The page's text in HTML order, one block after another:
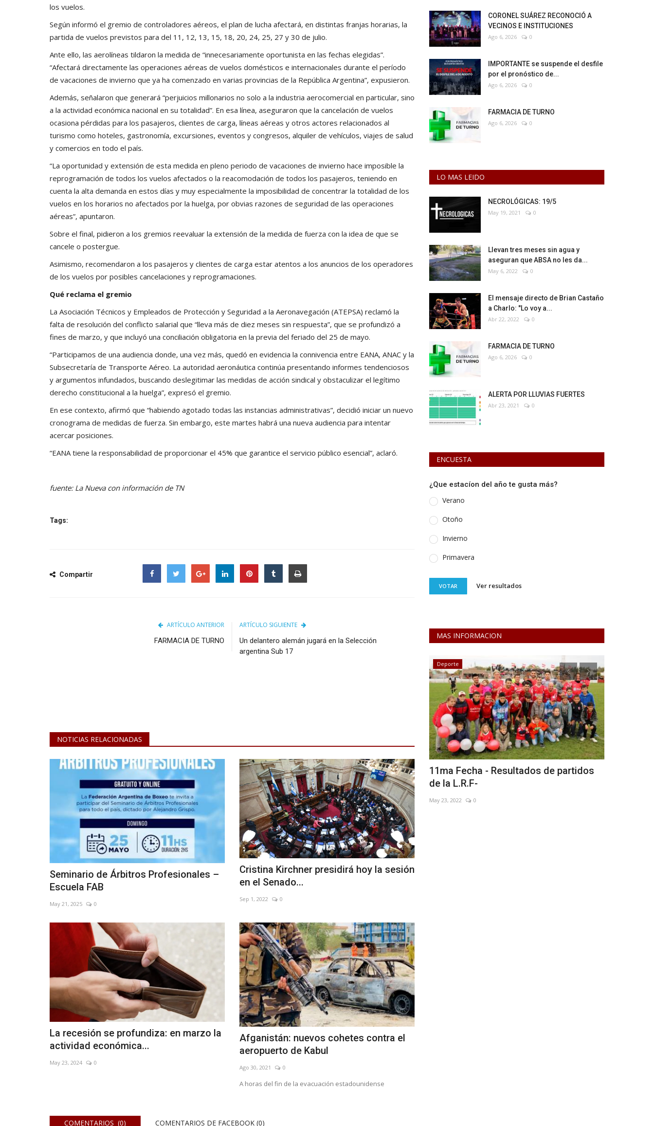
los vuelos.
Según informó el gremio de controladores aéreos, el plan de lucha afectará, en distintas franjas horarias, la
partida de vuelos previstos para del 11, 12, 13, 15, 18, 20, 24, 25, 27 y 30 de julio.
Ante ello, las aerolíneas tildaron la medida de “innecesariamente oportunista en las fechas elegidas”.
“Afectará directamente las operaciones aéreas de vuelos domésticos e internacionales durante el período
de vacaciones de invierno que ya ha comenzado en varias provincias de la República Argentina”, expusieron.
Además, señalaron que generará “perjuicios millonarios no solo a la industria aerocomercial en particular, sino
a la actividad económica nacional en su totalidad”. En esa línea, aseguraron que la cancelación de vuelos
ocasiona pérdidas para los pasajeros, clientes de carga, líneas aéreas y otros actores relacionados al
turismo como hoteles, gastronomía, excursiones, eventos y congresos, alquiler de vehículos, viajes de salud
y comercios en todo el país.
“La oportunidad y extensión de esta medida en pleno periodo de vacaciones de invierno hace imposible la
reprogramación de todos los vuelos afectados o la reacomodación de todos los pasajeros, teniendo en
cuenta la alta demanda en estos días y muy especialmente la imposibilidad de concentrar la totalidad de los
vuelos en los horarios no afectados por la huelga, por obvias razones de seguridad de las operaciones
aéreas”, apuntaron.
Sobre el final, pidieron a los gremios reevaluar la extensión de la medida de fuerza con la idea de que se
cancele o postergue.
Asimismo, recomendaron a los pasajeros y clientes de carga estar atentos a los anuncios de los operadores
de los vuelos por posibles cancelaciones y reprogramaciones.
Qué reclama el gremio
La Asociación Técnicos y Empleados de Protección y Seguridad a la Aeronavegación (ATEPSA) reclamó la
falta de resolución del conflicto salarial que “lleva más de diez meses sin respuesta”, que se profundizó a
fines de marzo, y que incluyó una conciliación obligatoria en la previa del feriado del 25 de mayo.
“Participamos de una audiencia donde, una vez más, quedó en evidencia la connivencia entre EANA, ANAC y la
Subsecretaría de Transporte Aéreo. La autoridad aeronáutica continúa presentando informes tendenciosos
y argumentos infundados, buscando deslegitimar las medidas de acción sindical y obstaculizar el legítimo
derecho constitucional a la huelga”, expresó el gremio.
En ese contexto, afirmó que “habiendo agotado todas las instancias administrativas”, decidió iniciar un nuevo
cronograma de medidas de fuerza. Sin embargo, este martes habrá una nueva audiencia para intentar
acercar posiciones.
“EANA tiene la responsabilidad de proporcionar el 45% que garantice el servicio público esencial”, aclaró.
fuente: La Nueva con información de TN
Tags:
Compartir
ARTÍCULO ANTERIOR
FARMACIA DE TURNO
ARTÍCULO SIGUIENTE
Un delantero alemán jugará en la Selección
argentina Sub 17
NOTICIAS RELACIONADAS
Seminario de Árbitros Profesionales –
Escuela FAB
May 21, 2025 0
Cristina Kirchner presidirá hoy la sesión
en el Senado...
Sep 1, 2022 0
La recesión se profundiza: en marzo la
actividad económica...
May 23, 2024 0
Afganistán: nuevos cohetes contra el
aeropuerto de Kabul
Ago 30, 2021 0
A horas del fin de la evacuación estadounidense
COMENTARIOS (0) COMENTARIOS DE FACEBOOK (0)
CORONEL SUÁREZ RECONOCIÓ A
VECINOS E INSTITUCIONES
Ago 6, 2026 0
IMPORTANTE se suspende el desfile
por el pronóstico de...
Ago 6, 2026 0
FARMACIA DE TURNO
Ago 6, 2026 0
LO MAS LEIDO
NECROLÓGICAS: 19/5
May 19, 2021 0
Llevan tres meses sin agua y
aseguran que ABSA no les da...
May 6, 2022 0
El mensaje directo de Brian Castaño
a Charlo: "Lo voy a...
Abr 22, 2022 0
FARMACIA DE TURNO
Ago 6, 2026 0
ALERTA POR LLUVIAS FUERTES
Abr 23, 2021 0
ENCUESTA
¿Que estacíon del año te gusta más?
Verano
Otoño
Invierno
Primavera
VOTAR Ver resultados
MAS INFORMACION
de residuos Cloacas para Pueblo Santa Trinidad⠀
Sep 10, 2021 0
Choque, incendio y corte de tránsito en
la ruta nacional...
Ene 8, 2026 0
Deporte
11ma Fecha - Resultados de partidos
de la L.R.F-
May 23, 2022 0